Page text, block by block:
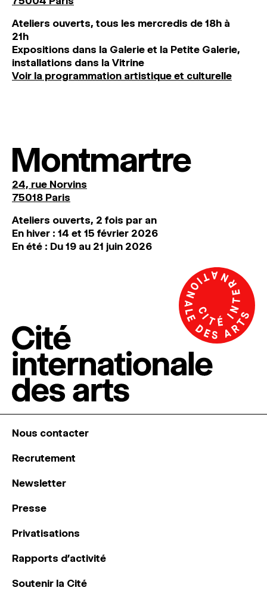
Ateliers ouverts, tous les mercredis de 18h à
21h
Expositions dans la Galerie et la Petite Galerie,
installations dans la Vitrine
Voir la programmation artistique et culturelle
Montmartre
24, rue Norvins
75018 Paris
Ateliers ouverts, 2 fois par an
En hiver : 14 et 15 février 2026
En été : Du 19 au 21 juin 2026
Nous contacter
Recrutement
Newsletter
Presse
Privatisations
Rapports d’activité
Soutenir la Cité